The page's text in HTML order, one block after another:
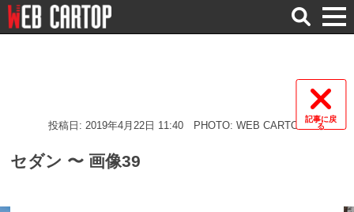
検
索
記事に戻
る
投稿日: 2019年4月22日 11:40 PHOTO: WEB CARTOP
セダン 〜 画像39